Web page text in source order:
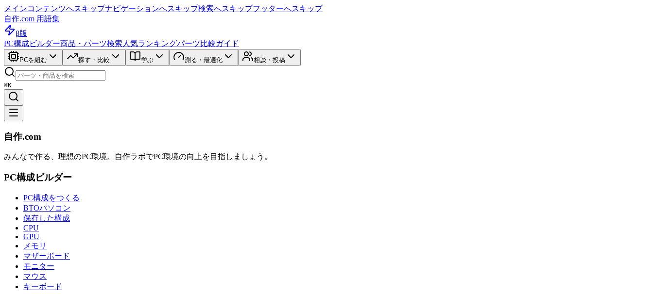
メインコンテンツへスキップナビゲーションへスキップ検索へスキップフッターへスキップ
自作.com 用語集
β版
PC構成ビルダー商品・パーツ検索 人気ランキングパーツ比較ガイド
PCを組む 探す・比較 学ぶ 測る・最適化 相談・投稿
⌘K
自作.com
みんなで作る、理想のPC環境。 自作ラボでPC環境の向上を目指しましょう。
PC構成ビルダー
PC構成をつくる
BTOパソコン
保存した構成
CPU
GPU
メモリ
マザーボード
モニター
マウス
キーボード